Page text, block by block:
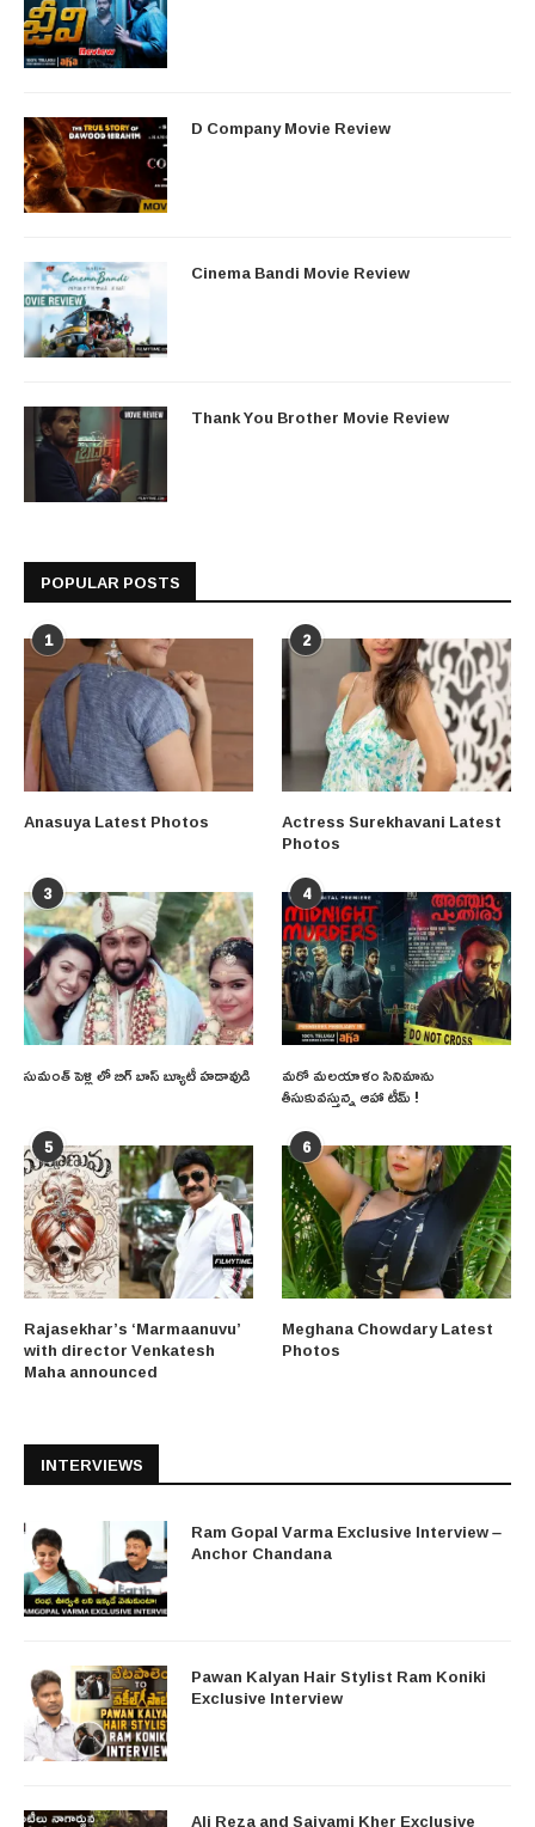
D Company Movie Review
Cinema Bandi Movie Review
Thank You Brother Movie Review
POPULAR POSTS
1
Anasuya Latest Photos
2
Actress Surekhavani Latest
Photos
3
సుమంత్ పెళ్లి లో బిగ్ బాస్ బ్యూటీ హడావుడి
4
మరో మలయాళం సినిమాను
తీసుకువస్తున్న ఆహా టీమ్ !
5
Rajasekhar’s ‘Marmaanuvu’
with director Venkatesh
Maha announced
6
Meghana Chowdary Latest
Photos
INTERVIEWS
Ram Gopal Varma Exclusive Interview –
Anchor Chandana
Pawan Kalyan Hair Stylist Ram Koniki
Exclusive Interview
Ali Reza and Saiyami Kher Exclusive